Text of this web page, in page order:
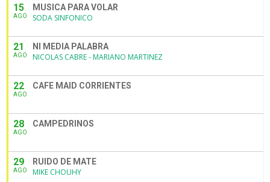
15
AGO
MUSICA PARA VOLAR
SODA SINFONICO
21
AGO
NI MEDIA PALABRA
NICOLAS CABRE - MARIANO MARTINEZ
22
AGO
CAFE MAID CORRIENTES
28
AGO
CAMPEDRINOS
29
AGO
RUIDO DE MATE
MIKE CHOUHY